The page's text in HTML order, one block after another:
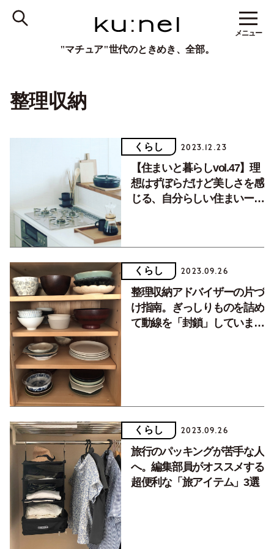
"マチュア"世代のときめき、全部。
メニュー
整理収納
くらし 2023.12.23
【住まいと暮らしvol.47】理
想はずぼらだけど美しさを感
じる、自分らしい住まいー編
くらし 2023.09.26
整理収納アドバイザーの片づ
け指南。ぎっしりものを詰め
て動線を「封鎖」していませ
くらし 2023.09.26
旅行のパッキングが苦手な人
へ。編集部員がオススメする
超便利な「旅アイテム」3選